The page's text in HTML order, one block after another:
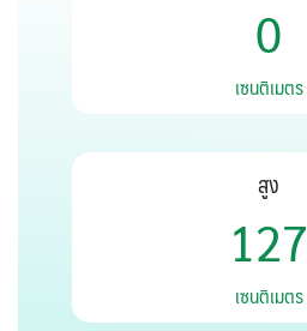
0
เซนติเมตร
สูง
127
เซนติเมตร